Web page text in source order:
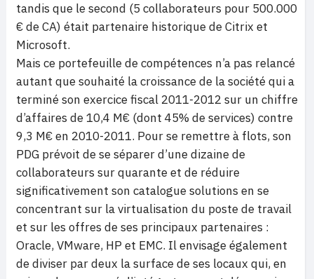
tandis que le second (5 collaborateurs pour 500.000
€ de CA) était partenaire historique de Citrix et
Microsoft.
Mais ce portefeuille de compétences n’a pas relancé
autant que souhaité la croissance de la société qui a
terminé son exercice fiscal 2011-2012 sur un chiffre
d’affaires de 10,4 M€ (dont 45% de services) contre
9,3 M€ en 2010-2011. Pour se remettre à flots, son
PDG prévoit de se séparer d’une dizaine de
collaborateurs sur quarante et de réduire
significativement son catalogue solutions en se
concentrant sur la virtualisation du poste de travail
et sur les offres de ses principaux partenaires :
Oracle, VMware, HP et EMC. Il envisage également
de diviser par deux la surface de ses locaux qui, en